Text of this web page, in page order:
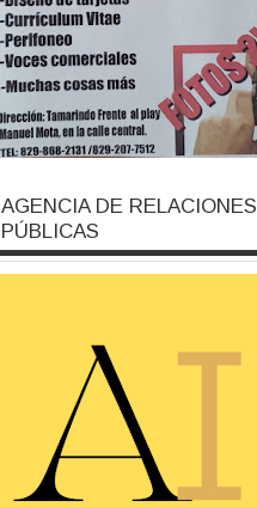
AGENCIA DE RELACIONES
PÚBLICAS